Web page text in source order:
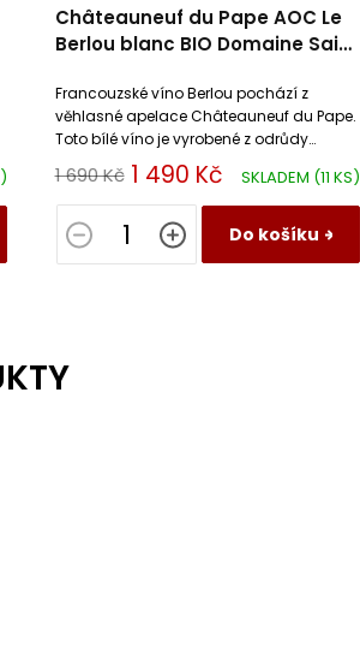
Châteauneuf du Pape AOC Le
Berlou blanc BIO Domaine Saint
SKLADEM (11 KS)
1 690 Kč 1 490 Kč
Do košíku
Francouzské víno Berlou pochází z
věhlasné apelace Châteauneuf du Pape.
Toto bílé víno je vyrobené z odrůdy
Bourboulenec. Suché víno z BIO
produkce.